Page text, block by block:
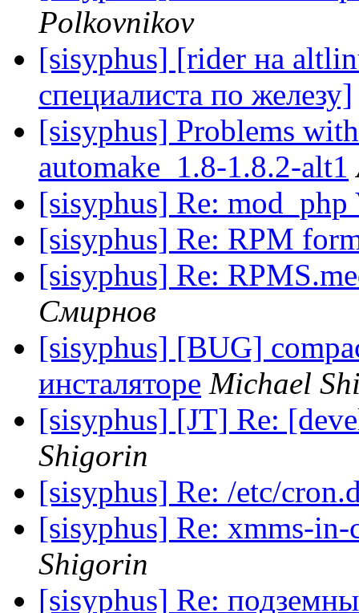
Polkovnikov
[sisyphus] [rider на
специалиста по железу]
[sisyphus] Problems
automake_1.8-1.8.2-alt1
[sisyphus] Re:
[sisyphus] Re: RPM
[sisyphus] Re:
Смирнов
[sisyphus] [BUG]
инсталяторе Michael
[sisyphus] [JT] Re:
Shigorin
[sisyphus] Re: /etc/
[sisyphus] Re: xmms-in-
Shigorin
[sisyphus] Re: